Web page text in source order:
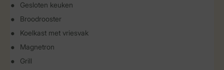
Gesloten keuken
Broodrooster
Koelkast met vriesvak
Magnetron
Grill